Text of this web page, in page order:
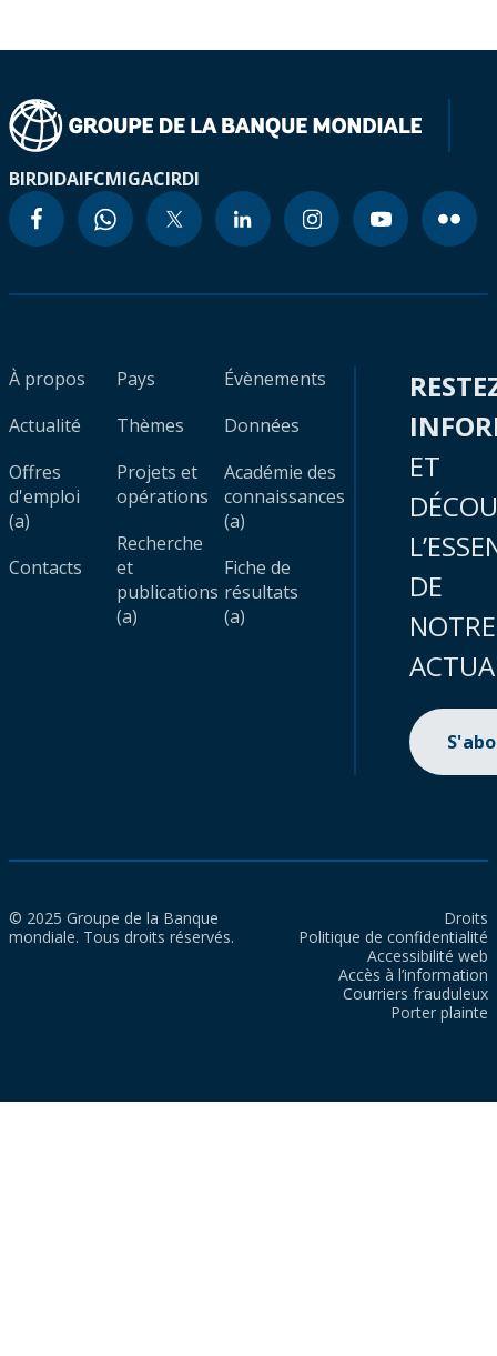
BIRDIDAIFCMIGACIRDI
À propos
Actualité
Offres
d'emploi
(a)
Contacts
Pays
Thèmes
Projets et
opérations
Recherche
et
publications
(a)
Évènements
Données
Académie des
connaissances
(a)
Fiche de
résultats
(a)
ET
DE
NOTRE
© 2025 Groupe de la Banque
mondiale. Tous droits réservés.
Droits
Politique de confidentialité
Accessibilité web
Accès à l’information
Courriers frauduleux
Porter plainte